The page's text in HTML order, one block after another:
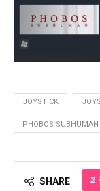
JOYSTICK
PHOBOS SUBHUMAN
SHARE 2